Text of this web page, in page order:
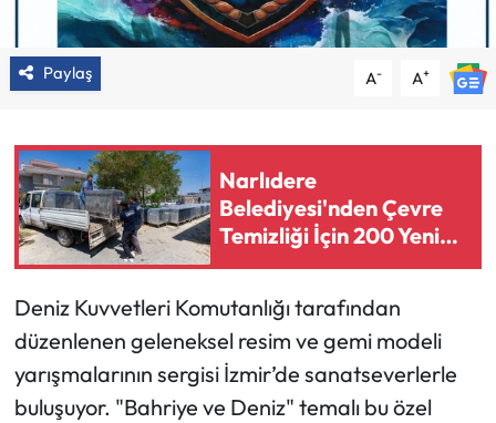
Paylaş A- A+
Narlıdere
Belediyesi'nden Çevre
Temizliği İçin 200 Yeni
Çöp Konteyneri
​Deniz Kuvvetleri Komutanlığı tarafından
düzenlenen geleneksel resim ve gemi modeli
yarışmalarının sergisi İzmir’de sanatseverlerle
buluşuyor. "Bahriye ve Deniz" temalı bu özel